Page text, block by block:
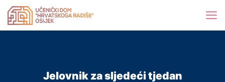
Jelovnik za sljedeći tjedan